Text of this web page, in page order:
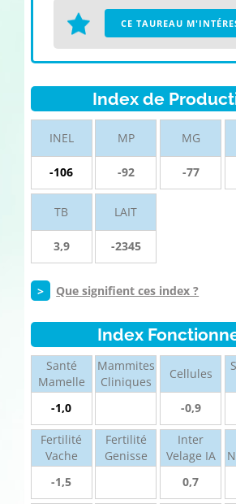
CE TAUREAU
Index de
INEL
-106
MP
-92
MG
-77
TB
3,9
LAIT
-2345
> Que signifient ces index ?
Index
Santé
Mamelle
-1,0
Mammites
Cliniques
Cellules
-0,9
Fertilité
Vache
-1,5
Fertilité
Genisse
Inter
Velage IA
0,7